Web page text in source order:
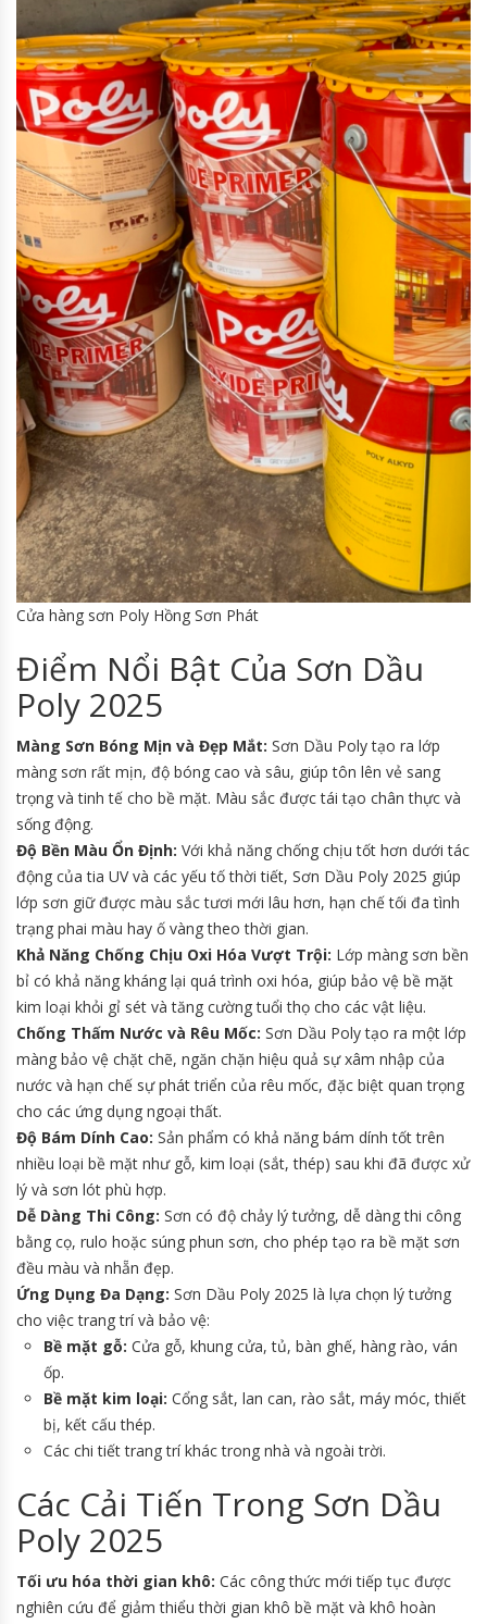
Cửa hàng sơn Poly Hồng Sơn Phát
Điểm Nổi Bật Của Sơn Dầu
Poly 2025
Màng Sơn Bóng Mịn và Đẹp Mắt: Sơn Dầu Poly tạo ra lớp
màng sơn rất mịn, độ bóng cao và sâu, giúp tôn lên vẻ sang
trọng và tinh tế cho bề mặt. Màu sắc được tái tạo chân thực và
sống động.
Độ Bền Màu Ổn Định: Với khả năng chống chịu tốt hơn dưới tác
động của tia UV và các yếu tố thời tiết, Sơn Dầu Poly 2025 giúp
lớp sơn giữ được màu sắc tươi mới lâu hơn, hạn chế tối đa tình
trạng phai màu hay ố vàng theo thời gian.
Khả Năng Chống Chịu Oxi Hóa Vượt Trội: Lớp màng sơn bền
bỉ có khả năng kháng lại quá trình oxi hóa, giúp bảo vệ bề mặt
kim loại khỏi gỉ sét và tăng cường tuổi thọ cho các vật liệu.
Chống Thấm Nước và Rêu Mốc: Sơn Dầu Poly tạo ra một lớp
màng bảo vệ chặt chẽ, ngăn chặn hiệu quả sự xâm nhập của
nước và hạn chế sự phát triển của rêu mốc, đặc biệt quan trọng
cho các ứng dụng ngoại thất.
Độ Bám Dính Cao: Sản phẩm có khả năng bám dính tốt trên
nhiều loại bề mặt như gỗ, kim loại (sắt, thép) sau khi đã được xử
lý và sơn lót phù hợp.
Dễ Dàng Thi Công: Sơn có độ chảy lý tưởng, dễ dàng thi công
bằng cọ, rulo hoặc súng phun sơn, cho phép tạo ra bề mặt sơn
đều màu và nhẵn đẹp.
Ứng Dụng Đa Dạng: Sơn Dầu Poly 2025 là lựa chọn lý tưởng
cho việc trang trí và bảo vệ:
Bề mặt gỗ: Cửa gỗ, khung cửa, tủ, bàn ghế, hàng rào, ván
ốp.
Bề mặt kim loại: Cổng sắt, lan can, rào sắt, máy móc, thiết
bị, kết cấu thép.
Các chi tiết trang trí khác trong nhà và ngoài trời.
Các Cải Tiến Trong Sơn Dầu
Poly 2025
Tối ưu hóa thời gian khô: Các công thức mới tiếp tục được
nghiên cứu để giảm thiểu thời gian khô bề mặt và khô hoàn